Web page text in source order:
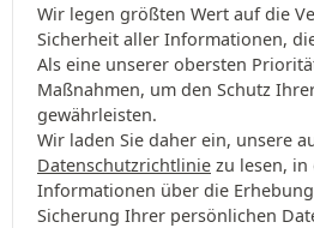
Wir legen größten Wert auf die
Sicherheit aller Informationen,
Als eine unserer obersten
Maßnahmen, um den Schutz
gewährleisten.
Wir laden Sie daher ein, unsere
Datenschutzrichtlinie zu lesen, in
Informationen über die
Sicherung Ihrer persönlichen